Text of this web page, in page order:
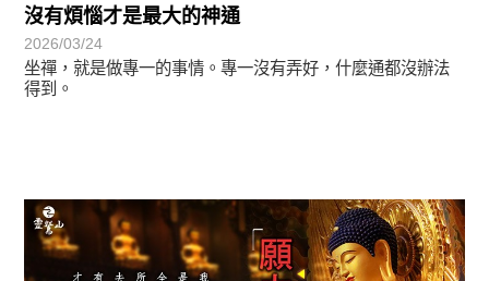
沒有煩惱才是最大的神通
2026/03/24
坐禪，就是做專一的事情。專一沒有弄好，什麼通都沒辦法
得到。
圓滿覺-華嚴期